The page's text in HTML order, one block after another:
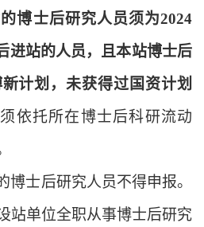
博士后研究人员须为2024
进站的人员，且本站博士后
计划，未获得过国资计划
依托所在博士后科研流动
博士后研究人员不得申报。
站单位全职从事博士后研究